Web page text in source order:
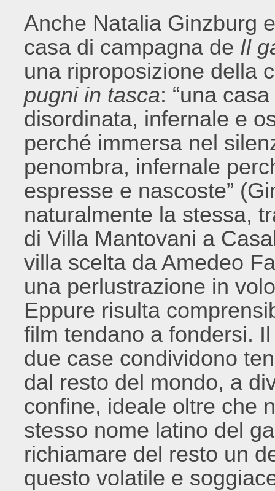
Anche Natalia Ginzburg
casa di campagna de Il
una riproposizione della
pugni in tasca: “una
disordinata, infernale e
perché immersa nel
penombra, infernale
espresse e nascoste”
naturalmente la stessa,
di Villa Mantovani a
villa scelta da Amedeo
una perlustrazione in
Eppure risulta
film tendano a fondersi.
due case condividono
dal resto del mondo, a
confine, ideale oltre che
stesso nome latino del
richiamare del resto un
questo volatile e